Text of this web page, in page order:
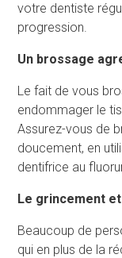
votre dentiste
progression.
Un brossage
Le fait de vous
endommager le
Assurez-vous de
doucement, en
dentifrice au
Le grincement
Beaucoup de
qui en plus de la